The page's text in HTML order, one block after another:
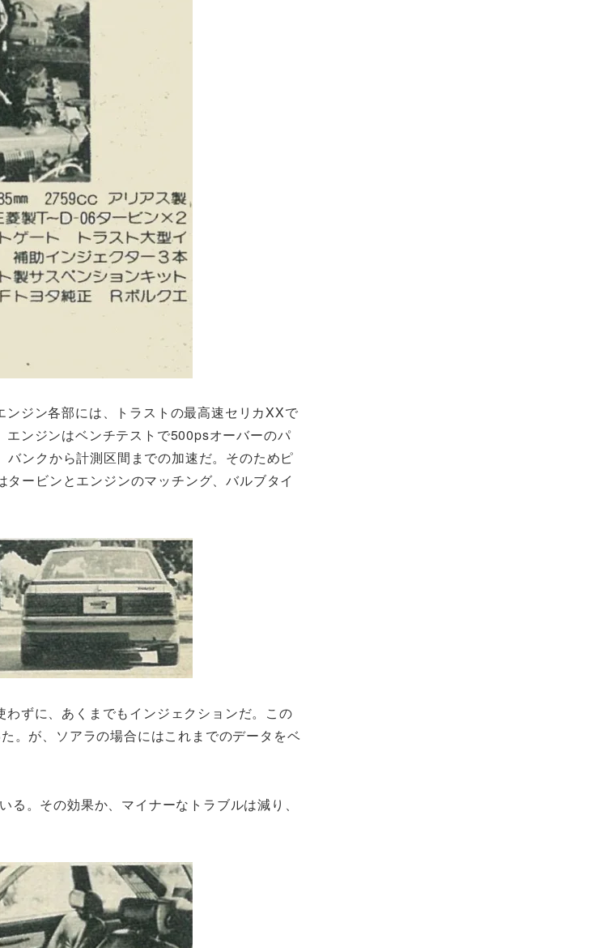
ジン各部には、トラストの最高速セリカXXで
ンジンはベンチテストで500psオーバーのパ
ンクから計測区間までの加速だ。そのためピ
ービンとエンジンのマッチング、バルブタイ
ずに、あくまでもインジェクションだ。この
。が、ソアラの場合にはこれまでのデータをベ
。その効果か、マイナーなトラブルは減り、